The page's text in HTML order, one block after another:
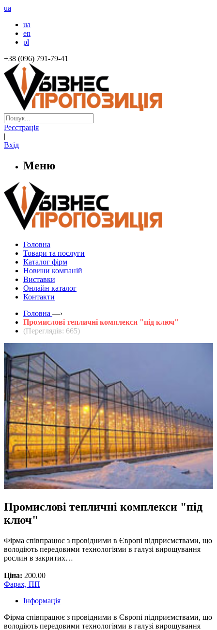
ua
ua
en
pl
+38 (096) 791-79-41
Реєстрація
|
Вхід
Меню
Головна
Товари та послуги
Каталог фірм
Новини компаній
Виставки
Онлайн каталог
Контакти
Головна —›
Промислові тепличні комплекси "під ключ"
(Переглядів: 665)
Промислові тепличні комплекси "під
ключ"
Фірма співпрацює з провідними в Європі підприємствами, що
володіють передовими технологіями в галузі вирощування
рослин в закритих…
Ціна: 200.00
Фарах, ПП
Інформація
Фірма співпрацює з провідними в Європі підприємствами, що
володіють передовими технологіями в галузі вирощування